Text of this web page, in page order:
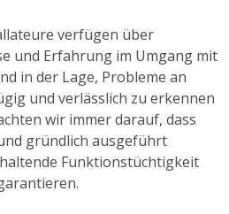
verfügen über
und Erfahrung im Umgang mit
in der Lage, Probleme an
und verlässlich zu erkennen
wir immer darauf, dass
gründlich ausgeführt
Funktionstüchtigkeit